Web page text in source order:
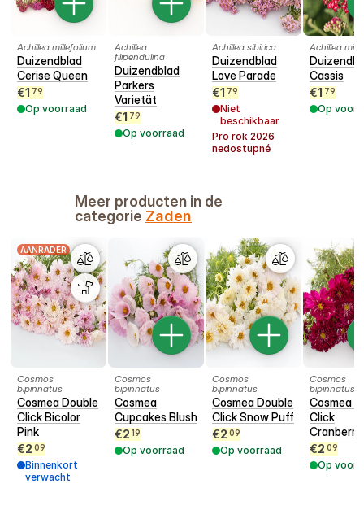
Achillea millefolium
Duizendblad
Cerise Queen
€1 79
Op voorraad
Achillea
filipendulina
Duizendblad
Parkers
Varietät
€1 79
Op voorraad
Achillea sibirica
Duizendblad
Love Parade
€1 79
Niet
beschikbaar
Pro rok 2026
nedostupné
Achillea
Cassis
€1 79
Op
Meer producten in de
categorie Zaden
AANRADER
Cosmos
bipinnatus
Cosmea Double
Click Bicolor
Pink
€2 09
Binnenkort
verwacht
Cosmos
bipinnatus
Cosmea
Cupcakes Blush
€2 19
Op voorraad
Cosmos
bipinnatus
Cosmea Double
Click Snow Puff
€2 09
Op voorraad
Cosmos
bipinnatus
Cosmea
Click
€2 09
Op